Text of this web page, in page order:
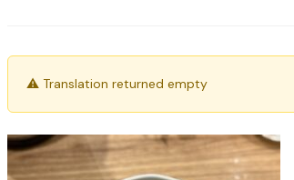
⚠ Translation returned empty